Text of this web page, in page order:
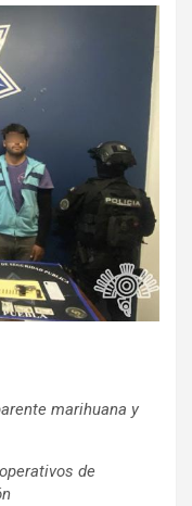
marihuana y
de